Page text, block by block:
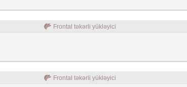
Frontal təkərli yükləyici
Frontal təkərli yükləyici